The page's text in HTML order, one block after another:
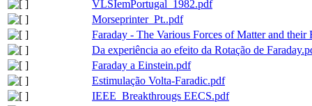
VLSIemPortugal_1982.pdf
Morseprinter_Pt..pdf
Faraday - The Various Forces of Matter and their
Da experiência ao efeito da Rotação de
Faraday a Einstein.pdf
Estimulação Volta-Faradic.pdf
IEEE_Breakthrougs EECS.pdf